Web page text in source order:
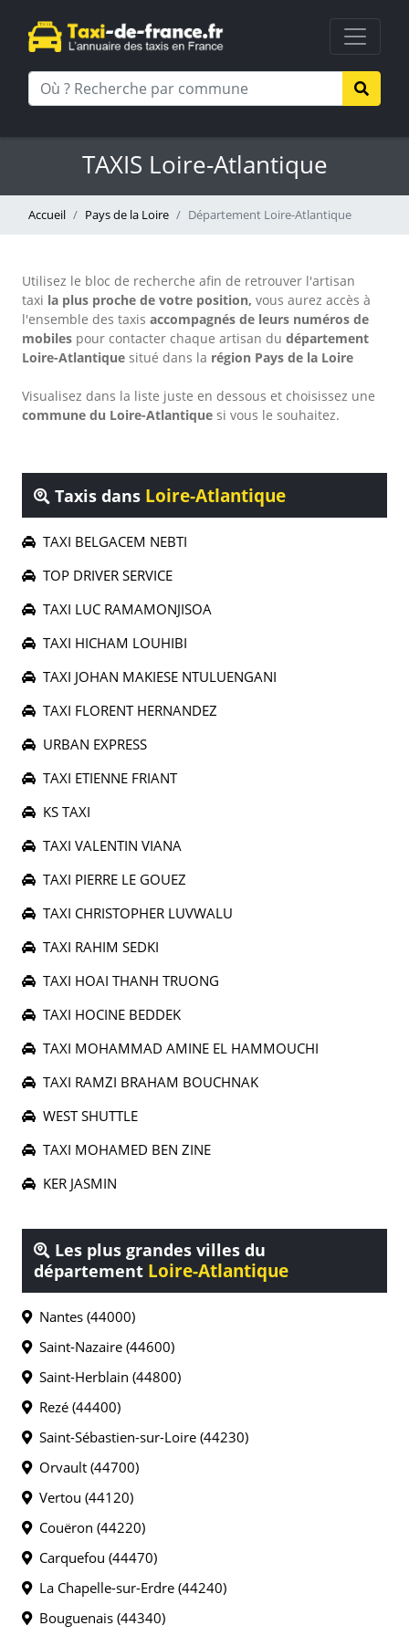
TAXIS Loire-Atlantique
Accueil Pays de la Loire Département Loire-Atlantique
Utilisez le bloc de recherche afin de retrouver l'artisan
taxi la plus proche de votre position, vous aurez accès à
l'ensemble des taxis accompagnés de leurs numéros de
mobiles pour contacter chaque artisan du département
Loire-Atlantique situé dans la région Pays de la Loire
Visualisez dans la liste juste en dessous et choisissez une
commune du Loire-Atlantique si vous le souhaitez.
Taxis dans Loire-Atlantique
TAXI BELGACEM NEBTI
TOP DRIVER SERVICE
TAXI LUC RAMAMONJISOA
TAXI HICHAM LOUHIBI
TAXI JOHAN MAKIESE NTULUENGANI
TAXI FLORENT HERNANDEZ
URBAN EXPRESS
TAXI ETIENNE FRIANT
KS TAXI
TAXI VALENTIN VIANA
TAXI PIERRE LE GOUEZ
TAXI CHRISTOPHER LUVWALU
TAXI RAHIM SEDKI
TAXI HOAI THANH TRUONG
TAXI HOCINE BEDDEK
TAXI MOHAMMAD AMINE EL HAMMOUCHI
TAXI RAMZI BRAHAM BOUCHNAK
WEST SHUTTLE
TAXI MOHAMED BEN ZINE
KER JASMIN
Les plus grandes villes du
département Loire-Atlantique
Nantes (44000)
Saint-Nazaire (44600)
Saint-Herblain (44800)
Rezé (44400)
Saint-Sébastien-sur-Loire (44230)
Orvault (44700)
Vertou (44120)
Couëron (44220)
Carquefou (44470)
La Chapelle-sur-Erdre (44240)
Bouguenais (44340)